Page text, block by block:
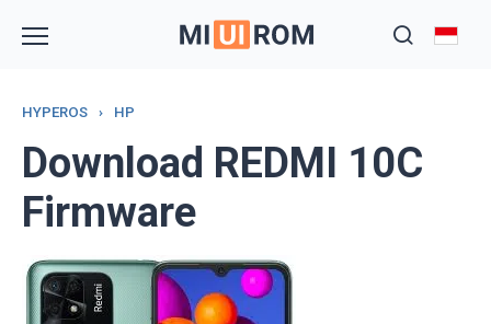
HYPEROS › HP
Download REDMI 10C
Firmware